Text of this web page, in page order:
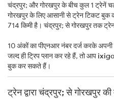
चंद्रपुर; और गोरखपुर के बीच कुल 1 ट्रेनें
गोरखपुर के लिए आसानी से ट्रेन टिकट बुक
714 किमी है। चंद्रपुर; से गोरखपुर तक
10 अंकों का पीएनआर नंबर दर्ज करके
जल्द ही ट्रिप प्लान कर रहे हैं, तो आप
बुक कर सकते हैं।
ट्रेन द्वारा चंद्रपुर; से गोरखपुर की